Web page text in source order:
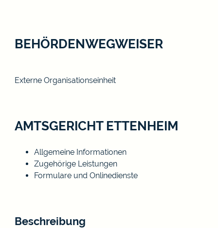
BEHÖRDENWEGWEISER
Externe Organisationseinheit
AMTSGERICHT ETTENHEIM
Allgemeine Informationen
Zugehörige Leistungen
Formulare und Onlinedienste
Beschreibung